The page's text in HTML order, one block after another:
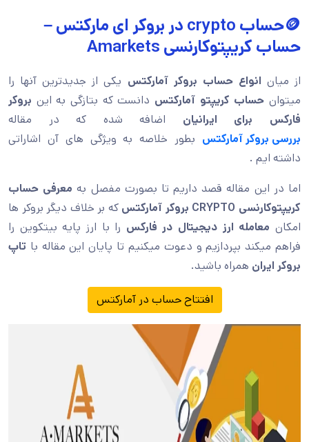
🪙حساب crypto در بروکر ای مارکتس –
حساب کریپتوکارنسی Amarkets
از میان انواع حساب بروکر آمارکتس یکی از جدیدترین آنها را
میتوان حساب کریپتو آمارکتس دانست که بتازگی به این بروکر
فارکس برای ایرانیان اضافه شده که در مقاله
بررسی بروکر آمارکتس بطور خلاصه به ویژگی های آن اشاراتی
داشته ایم .
اما در این مقاله قصد داریم تا بصورت مفصل به معرفی حساب
کریپتوکارنسی CRYPTO بروکر آمارکتسکه بر خلاف دیگر بروکر ها
امکان معامله ارز دیجیتال در فارکس را با ارز پایه بیتکوین را
فراهم میکند بپردازیم و دعوت میکنیم تا پایان این مقاله با تاپ
بروکر ایران همراه باشید.
افتتاح حساب در آمارکتس